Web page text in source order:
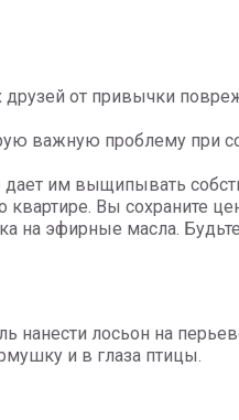
от привычки
важную проблему при
им выщипывать
квартире. Вы сохраните
на эфирные масла.
нанести лосьон на
и в глаза птицы.